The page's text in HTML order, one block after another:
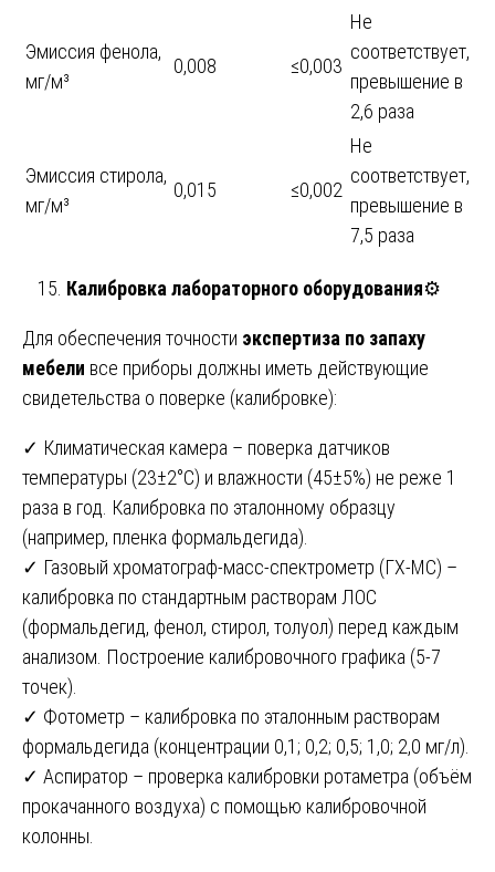
Эмиссия фенола,
мг/м³
0,008 ≤0,003
Не
соответствует,
превышение в
2,6 раза
Эмиссия стирола,
мг/м³
0,015 ≤0,002
Не
соответствует,
превышение в
7,5 раза
Калибровка лабораторного оборудования⚙️
Для обеспечения точности экспертиза по запаху
мебели все приборы должны иметь действующие
свидетельства о поверке (калибровке):
✓ Климатическая камера – поверка датчиков
температуры (23±2°C) и влажности (45±5%) не реже 1
раза в год. Калибровка по эталонному образцу
(например, пленка формальдегида).
✓ Газовый хроматограф-масс-спектрометр (ГХ-МС) –
калибровка по стандартным растворам ЛОС
(формальдегид, фенол, стирол, толуол) перед каждым
анализом. Построение калибровочного графика (5-7
точек).
✓ Фотометр – калибровка по эталонным растворам
формальдегида (концентрации 0,1; 0,2; 0,5; 1,0; 2,0 мг/л).
✓ Аспиратор – проверка калибровки ротаметра (объём
прокачанного воздуха) с помощью калибровочной
колонны.